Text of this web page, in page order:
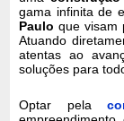
gama infinita de
Paulo que visam
Atuando
atentas ao
soluções para
Optar pela